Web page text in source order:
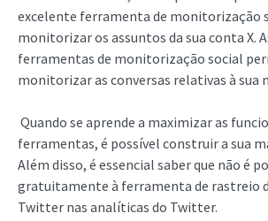
excelente ferramenta de monitorização
monitorizar os assuntos da sua conta X.
ferramentas de monitorização social
monitorizar as conversas relativas à sua
Quando se aprende a maximizar as
ferramentas, é possível construir a sua
Além disso, é essencial saber que não é
gratuitamente à ferramenta de rastreio
Twitter nas analíticas do Twitter.